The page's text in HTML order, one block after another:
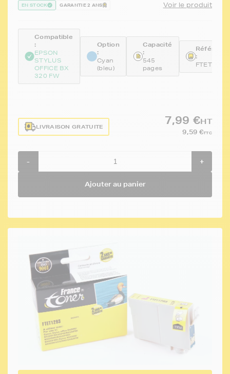
EN STOCK GARANTIE 2 ANS Voir le produit
Compatible
:
EPSON
STYLUS
OFFICE BX
320 FW
Option
:
Cyan
(bleu)
Capacité
:
545
pages
:
FTET1292
LIVRAISON GRATUITE
7,99 €HT
9,59 €TTC
- +
Ajouter au panier